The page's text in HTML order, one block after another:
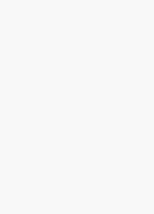
长引擎是什么？